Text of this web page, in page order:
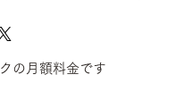
の月額料金です